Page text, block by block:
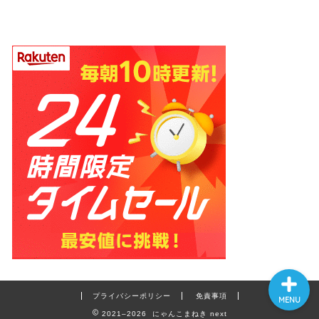
プライバシーポリシー 免責事項
2021–2026 にゃんこまねき next
MENU
ホーム
プロフィール
お問い合わせ